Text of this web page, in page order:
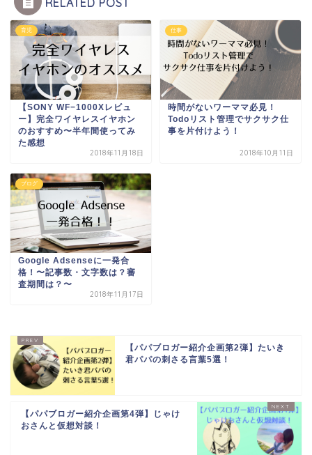
育児
【SONY WF−1000Xレビュ
ー】完全ワイヤレスイヤホン
のおすすめ〜半年間使ってみ
た感想
2018年11月18日
仕事
時間がないワーママ必見！
Todoリスト管理でサクサク仕
事を片付けよう！
2018年10月11日
ブログ
Google Adsenseに一発合
格！〜記事数・文字数は？審
査期間は？〜
2018年11月17日
【パパブロガー紹介企画第2弾】たいき
君パパの刺さる言葉5選！
【パパブロガー紹介企画第4弾】じゃけ
おさんと仮想対談！